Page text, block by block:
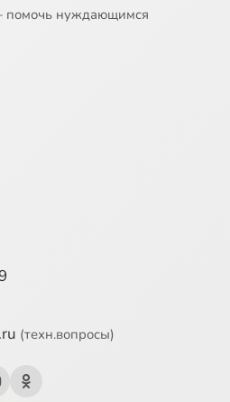
помочь нуждающимся
(техн.вопросы)